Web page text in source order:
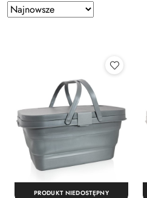
Zastosowano
sortowanie:
Sortuj
według
PRODUKT NIEDOSTĘPNY